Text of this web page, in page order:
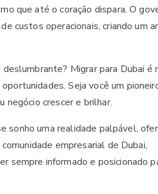
que até o coração dispara. O
custos operacionais, criando um
Migrar para Dubai é
Seja você um
negócio crescer e brilhar.
sonho uma realidade palpável,
empresarial de Dubai,
sempre informado e posicionado